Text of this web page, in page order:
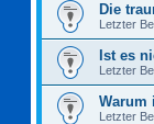
Die
Letzter
Ist es
Letzter
Warum
Letzter